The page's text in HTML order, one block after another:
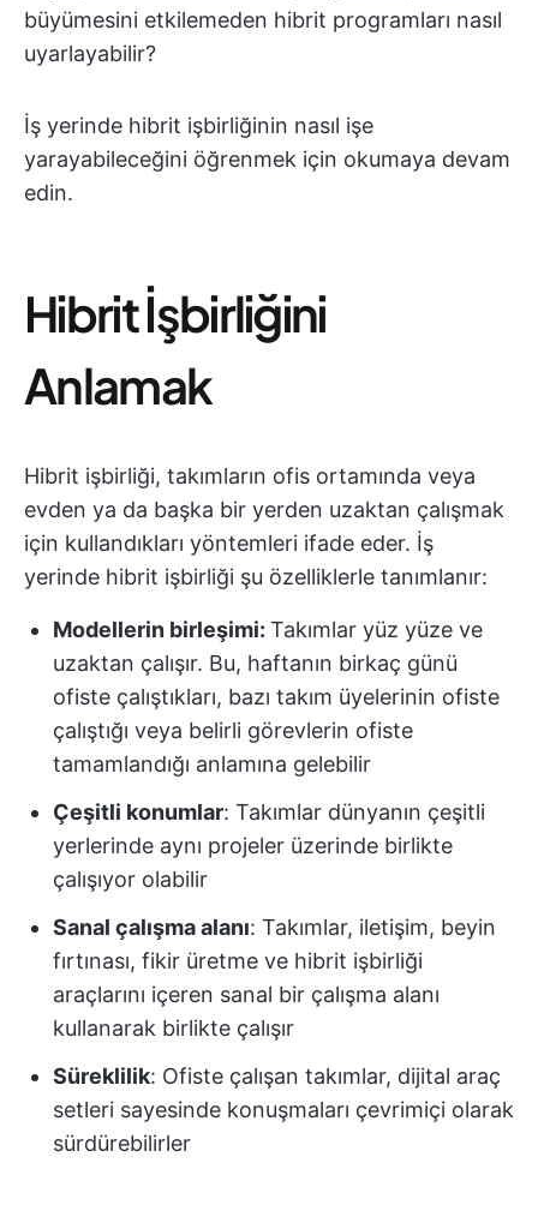
büyümesini etkilemeden hibrit programları nasıl
uyarlayabilir?
İş yerinde hibrit işbirliğinin nasıl işe
yarayabileceğini öğrenmek için okumaya devam
edin.
Hibrit İşbirliğini
Anlamak
Hibrit işbirliği, takımların ofis ortamında veya
evden ya da başka bir yerden uzaktan çalışmak
için kullandıkları yöntemleri ifade eder. İş
yerinde hibrit işbirliği şu özelliklerle tanımlanır:
Modellerin birleşimi: Takımlar yüz yüze ve
uzaktan çalışır. Bu, haftanın birkaç günü
ofiste çalıştıkları, bazı takım üyelerinin ofiste
çalıştığı veya belirli görevlerin ofiste
tamamlandığı anlamına gelebilir
Çeşitli konumlar: Takımlar dünyanın çeşitli
yerlerinde aynı projeler üzerinde birlikte
çalışıyor olabilir
Sanal çalışma alanı: Takımlar, iletişim, beyin
fırtınası, fikir üretme ve hibrit işbirliği
araçlarını içeren sanal bir çalışma alanı
kullanarak birlikte çalışır
Süreklilik: Ofiste çalışan takımlar, dijital araç
setleri sayesinde konuşmaları çevrimiçi olarak
sürdürebilirler